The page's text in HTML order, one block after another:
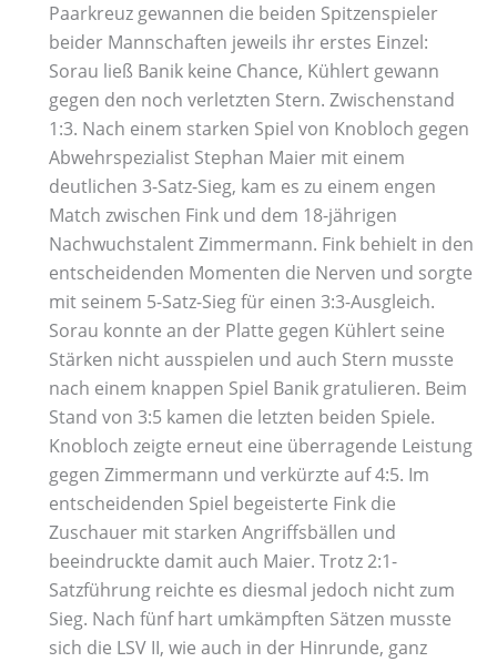
Paarkreuz gewannen die beiden Spitzenspieler
beider Mannschaften jeweils ihr erstes Einzel:
Sorau ließ Banik keine Chance, Kühlert gewann
gegen den noch verletzten Stern. Zwischenstand
1:3. Nach einem starken Spiel von Knobloch gegen
Abwehrspezialist Stephan Maier mit einem
deutlichen 3-Satz-Sieg, kam es zu einem engen
Match zwischen Fink und dem 18-jährigen
Nachwuchstalent Zimmermann. Fink behielt in den
entscheidenden Momenten die Nerven und sorgte
mit seinem 5-Satz-Sieg für einen 3:3-Ausgleich.
Sorau konnte an der Platte gegen Kühlert seine
Stärken nicht ausspielen und auch Stern musste
nach einem knappen Spiel Banik gratulieren. Beim
Stand von 3:5 kamen die letzten beiden Spiele.
Knobloch zeigte erneut eine überragende Leistung
gegen Zimmermann und verkürzte auf 4:5. Im
entscheidenden Spiel begeisterte Fink die
Zuschauer mit starken Angriffsbällen und
beeindruckte damit auch Maier. Trotz 2:1-
Satzführung reichte es diesmal jedoch nicht zum
Sieg. Nach fünf hart umkämpften Sätzen musste
sich die LSV II, wie auch in der Hinrunde, ganz